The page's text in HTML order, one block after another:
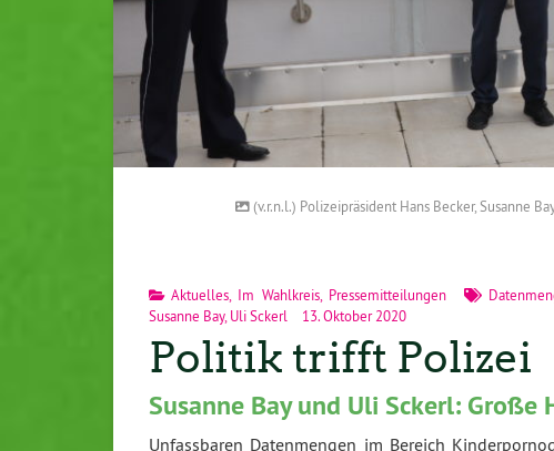
(v.r.n.l.) Polizeipräsident Hans Becker, Susanne
Aktuelles Im Wahlkreis, Pressemitteilungen
Susanne Bay, Uli Sckerl 13. Oktober 2020
Politik trifft Polizei
Susanne Bay und Uli Sckerl:
Unfassbaren Datenmengen im Bereich